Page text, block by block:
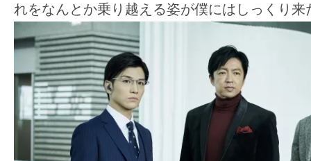
れをなんとか乗り越える姿が僕にはしっくり